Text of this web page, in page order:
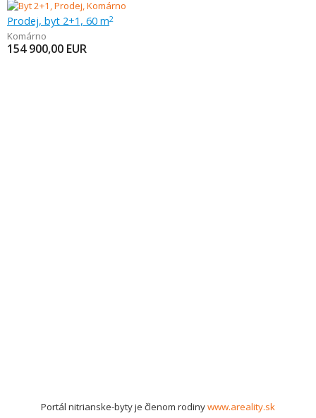
Prodej, byt 2+1, 60 m2
Komárno
154 900,00 EUR
Portál nitrianske-byty je členom rodinywww.areality.sk